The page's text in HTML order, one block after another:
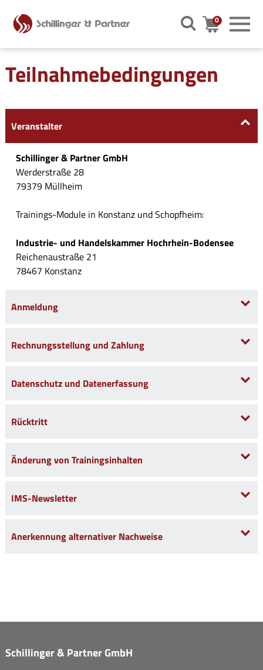
0
Teilnahmebedingungen
Veranstalter
Schillinger & Partner GmbH
Werderstraße 28
79379 Müllheim
Trainings-Module in Konstanz und Schopfheim:
Industrie- und Handelskammer Hochrhein-Bodensee
Reichenaustraße 21
78467 Konstanz
Anmeldung
Rechnungsstellung und Zahlung
Datenschutz und Datenerfassung
Rücktritt
Änderung von Trainingsinhalten
IMS-Newsletter
Anerkennung alternativer Nachweise
Schillinger & Partner GmbH